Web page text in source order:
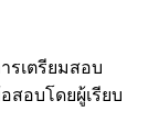
รเตรียมสอบ
สอบโดยผู้เรียบ